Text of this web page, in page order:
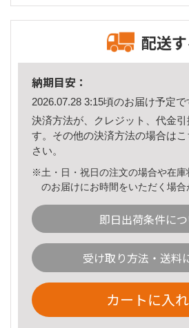
配送
納期目安：
2026.07.28 3:15頃のお届け予定で
決済方法が、クレジット、代金
す。その他の決済方法の場合は
さい。
※土・日・祝日の注文の場合や在庫
のお届けにお時間をいただく場合
即日出荷条件に
受け取り方法・送料
カートに入